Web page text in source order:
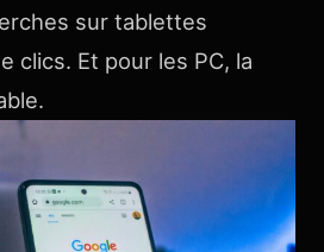
sur tablettes
clics. Et pour les PC, la